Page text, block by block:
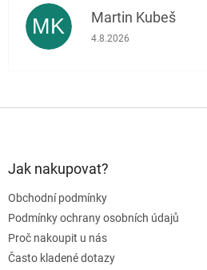
MK Martin Kubeš
Hodnocení obchodu je
4.8.2026
Jak nakupovat?
Obchodní podmínky
Podmínky ochrany osobních údajů
Proč nakoupit u nás
Často kladené dotazy